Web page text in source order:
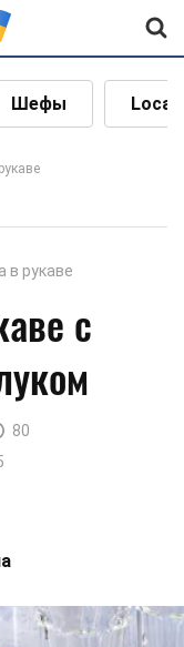
Шефы Local
в рукаве
с
80